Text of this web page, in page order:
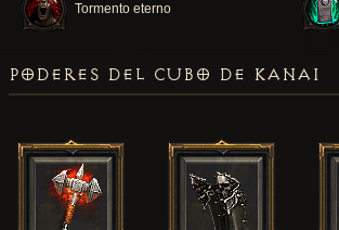
Tormento eterno
PODERES DEL CUBO DE KANAI